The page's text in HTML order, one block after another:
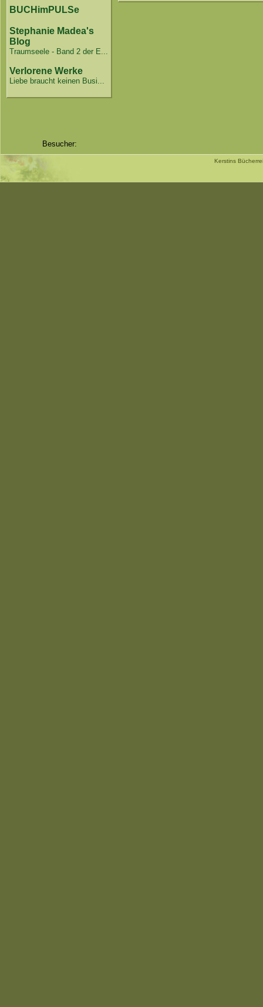
BUCHimPULSe
Stephanie Madea's
Blog
Traumseele - Band 2 der E...
Verlorene Werke
Liebe braucht keinen Busi...
Besucher:
Kerstins